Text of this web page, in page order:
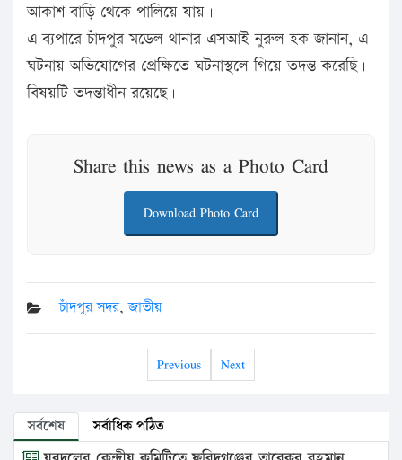
আকাশ বাড়ি থেকে পালিয়ে যায়।
এ ব্যপারে চাঁদপুর মডেল থানার এসআই নুরুল হক জানান, এ
ঘটনায় অভিযোগের প্রেক্ষিতে ঘটনাস্থলে গিয়ে তদন্ত করেছি।
বিষয়টি তদন্তাধীন রয়েছে।
Share this news as a Photo Card
Download Photo Card
চাঁদপুর সদর,জাতীয়
Previous Next
সর্বশেষ সর্বাধিক পঠিত